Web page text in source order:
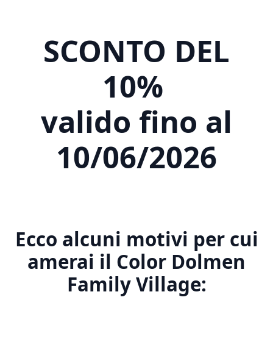
SCONTO DEL
10%
valido fino al
10/06/2026
Ecco alcuni motivi per cui
amerai il Color Dolmen
Family Village: